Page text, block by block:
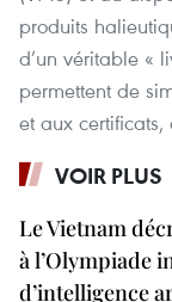
produits
d’un véritable «
permettent de
et aux
VOIR PLUS
Le Vietnam
à l’Olympiade
d’intelligence